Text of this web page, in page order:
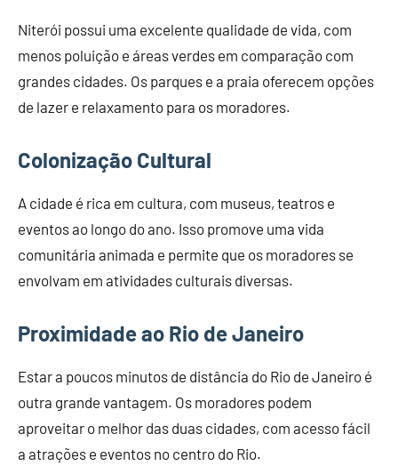
Niterói possui uma excelente qualidade de vida, com
menos poluição e áreas verdes em comparação com
grandes cidades. Os parques e a praia oferecem opções
de lazer e relaxamento para os moradores.
Colonização Cultural
A cidade é rica em cultura, com museus, teatros e
eventos ao longo do ano. Isso promove uma vida
comunitária animada e permite que os moradores se
envolvam em atividades culturais diversas.
Proximidade ao Rio de Janeiro
Estar a poucos minutos de distância do Rio de Janeiro é
outra grande vantagem. Os moradores podem
aproveitar o melhor das duas cidades, com acesso fácil
a atrações e eventos no centro do Rio.